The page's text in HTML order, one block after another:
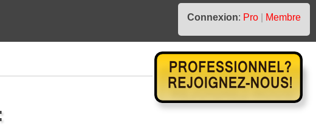
Connexion: Pro
Membre